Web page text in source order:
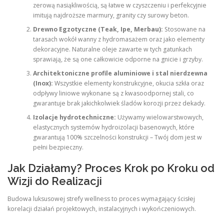
zerową nasiąkliwością, są łatwe w czyszczeniu i perfekcyjnie
imitują najdroższe marmury, granity czy surowy beton.
Drewno Egzotyczne (Teak, Ipe, Merbau): Stosowane na
tarasach wokół wanny z hydromasażem oraz jako elementy
dekoracyjne. Naturalne oleje zawarte w tych gatunkach
sprawiają, że są one całkowicie odporne na gnicie i grzyby.
Architektoniczne profile aluminiowe i stal nierdzewna
(Inox): Wszystkie elementy konstrukcyjne, okucia szkła oraz
odpływy liniowe wykonane są z kwasoodpornej stali, co
gwarantuje brak jakichkolwiek śladów korozji przez dekady.
Izolacje hydrotechniczne: Używamy wielowarstwowych,
elastycznych systemów hydroizolacji basenowych, które
gwarantują 100% szczelności konstrukcji – Twój dom jest w
pełni bezpieczny.
Jak Działamy? Proces Krok po Kroku od
Wizji do Realizacji
Budowa luksusowej strefy wellness to proces wymagający ścisłej
korelacji działań projektowych, instalacyjnych i wykończeniowych.